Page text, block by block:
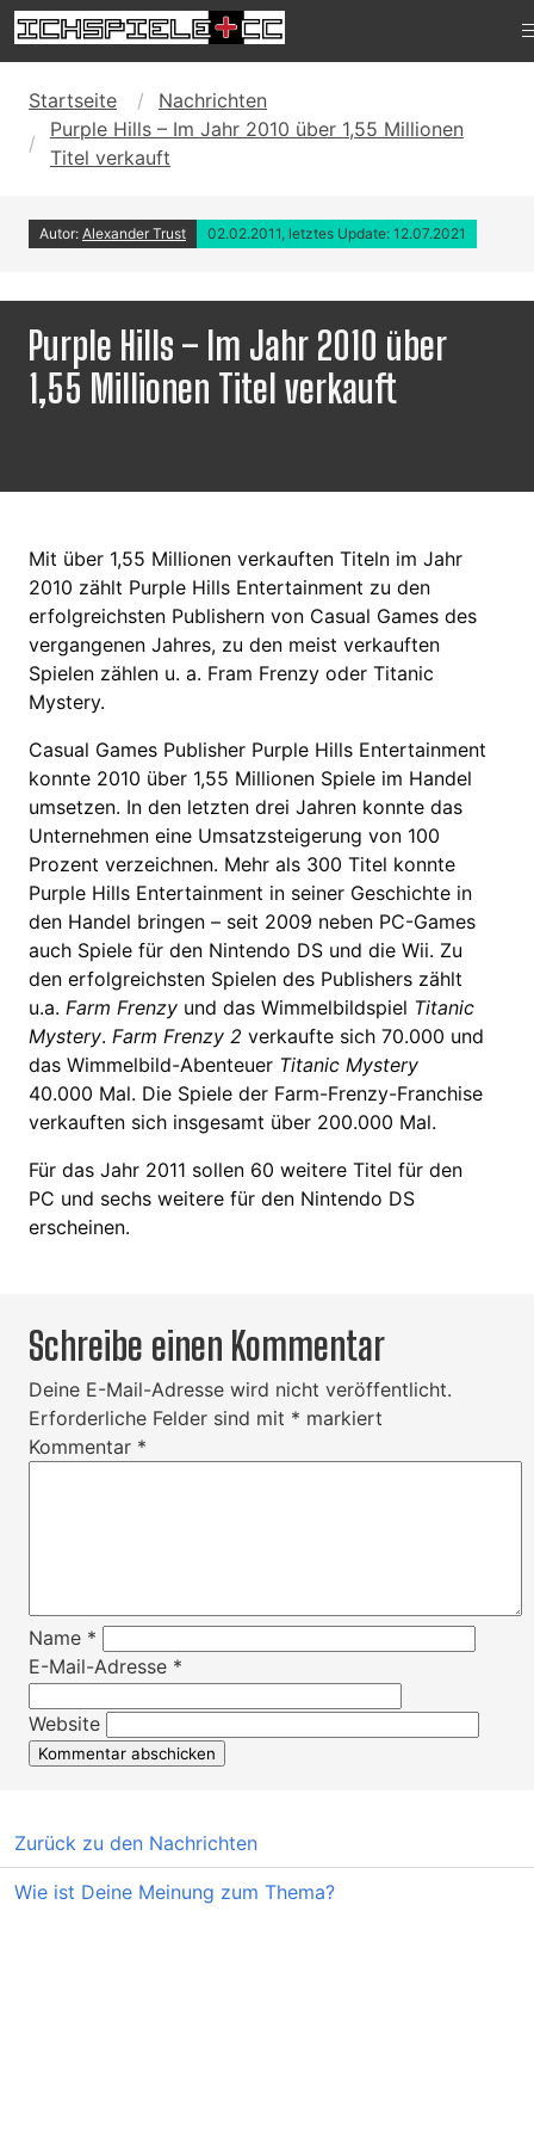
Startseite
Nachrichten
Purple Hills – Im Jahr 2010 über 1,55 Millionen
Titel verkauft
Autor: Alexander Trust 02.02.2011, letztes Update: 12.07.2021
Purple Hills – Im Jahr 2010 über
1,55 Millionen Titel verkauft
Mit über 1,55 Millionen verkauften Titeln im Jahr
2010 zählt Purple Hills Entertainment zu den
erfolgreichsten Publishern von Casual Games des
vergangenen Jahres, zu den meist verkauften
Spielen zählen u. a. Fram Frenzy oder Titanic
Mystery.
Casual Games Publisher Purple Hills Entertainment
konnte 2010 über 1,55 Millionen Spiele im Handel
umsetzen. In den letzten drei Jahren konnte das
Unternehmen eine Umsatzsteigerung von 100
Prozent verzeichnen. Mehr als 300 Titel konnte
Purple Hills Entertainment in seiner Geschichte in
den Handel bringen – seit 2009 neben PC-Games
auch Spiele für den Nintendo DS und die Wii. Zu
den erfolgreichsten Spielen des Publishers zählt
u.a. Farm Frenzy und das Wimmelbildspiel Titanic
Mystery. Farm Frenzy 2 verkaufte sich 70.000 und
das Wimmelbild-Abenteuer Titanic Mystery
40.000 Mal. Die Spiele der Farm-Frenzy-Franchise
verkauften sich insgesamt über 200.000 Mal.
Für das Jahr 2011 sollen 60 weitere Titel für den
PC und sechs weitere für den Nintendo DS
erscheinen.
Schreibe einen Kommentar
Deine E-Mail-Adresse wird nicht veröffentlicht.
Erforderliche Felder sind mit * markiert
Kommentar *
Name *
E-Mail-Adresse *
Website
Zurück zu den Nachrichten
Wie ist Deine Meinung zum Thema?